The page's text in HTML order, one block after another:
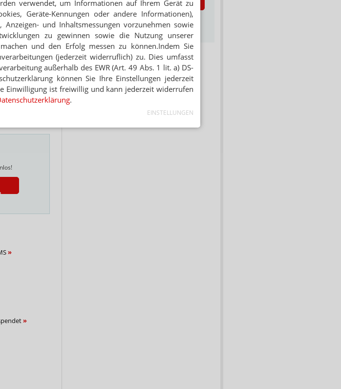
verwendet, um Informationen auf Ihrem Gerät zu
Geräte-Kennungen oder andere Informationen),
und Inhaltsmessungen vorzunehmen sowie
zu gewinnen sowie die Nutzung unserer
und den Erfolg messen zu können.Indem Sie
(jederzeit widerruflich) zu. Dies umfasst
außerhalb des EWR (Art. 49 Abs. 1 lit. a) DS-
können Sie Ihre Einstellungen jederzeit
Einwilligung ist freiwillig und kann jederzeit widerrufen
.
EINSTELLUNGEN
wurden die
bis zu
Hinweis zum Newsletter &
Datenschutz